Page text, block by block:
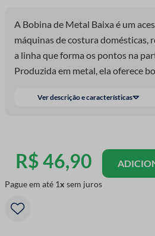
A Bobina de Metal Baixa é um
máquinas de costura domésticas,
a linha que forma os pontos na
Produzida em metal, ela oferece
baixa. Seu formato garante
confecção de peças do dia a dia.
essencial para o funcionamento
Ideal para quem costura roupas,
Ver descrição e características
R$46,90
Pague em até 1 sem juros